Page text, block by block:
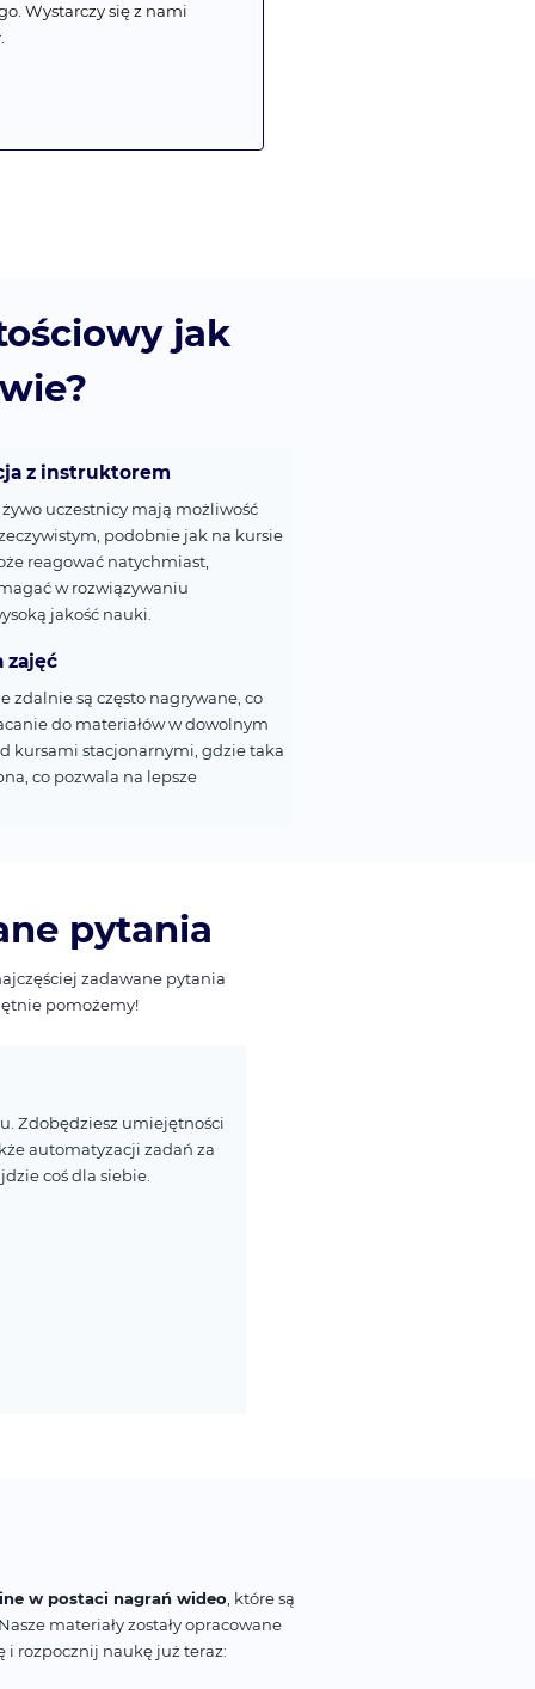
Wystarczy się z nami
jak
z instruktorem
uczestnicy mają możliwość
podobnie jak na kursie
reagować natychmiast,
w rozwiązywaniu
jakość nauki.
zajęć
zdalnie są często nagrywane, co
do materiałów w dowolnym
kursami stacjonarnymi, gdzie taka
co pozwala na lepsze
pytania
zadawane pytania
pomożemy!
Zdobędziesz umiejętności
automatyzacji zadań za
coś dla siebie.
w postaci nagrań wideo , które są
materiały zostały opracowane
i rozpocznij naukę już teraz: